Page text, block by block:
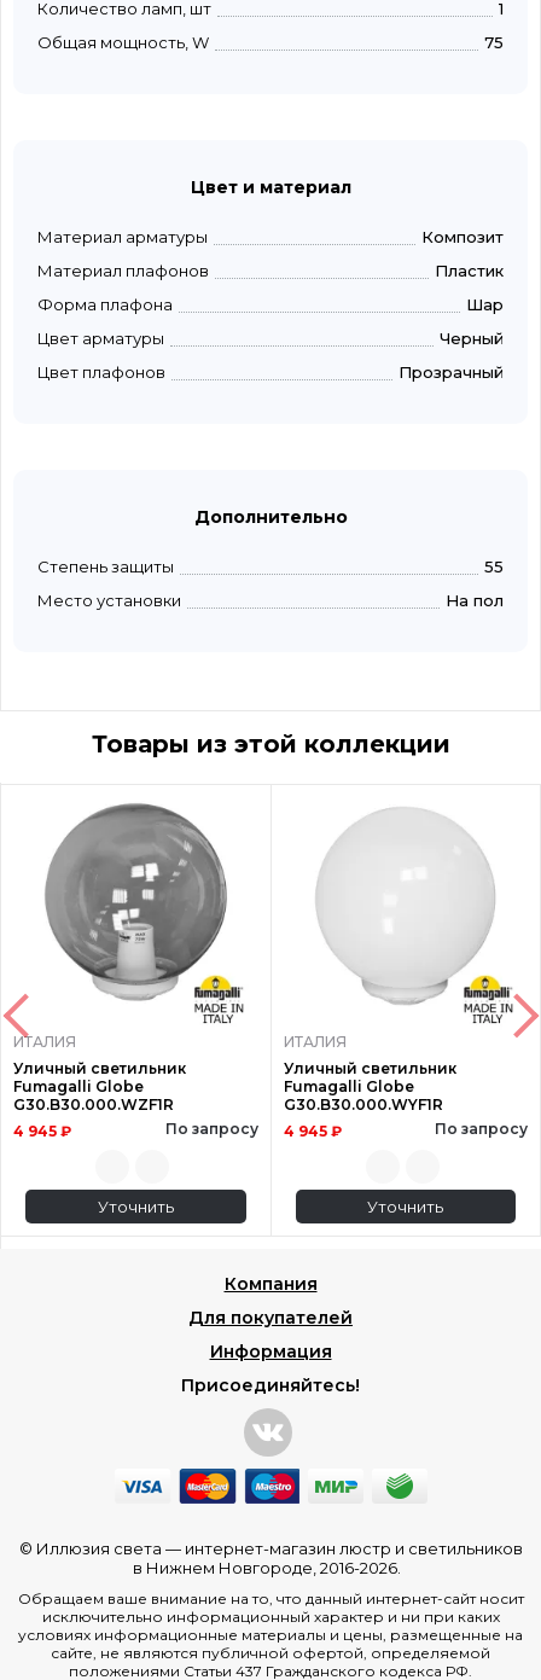
Количество ламп, шт
1
Общая мощность, W
75
Цвет и материал
Материал арматуры
Композит
Материал плафонов
Пластик
Форма плафона
Шар
Цвет арматуры
Черный
Цвет плафонов
Прозрачный
Дополнительно
Степень защиты
55
Место установки
На пол
Товары из этой коллекции
ИТАЛИЯ
Уличный светильник
Fumagalli Globe
G30.B30.000.WZF1R
4 945 ₽
По запросу
Уточнить
ИТАЛИЯ
Уличный светильник
Fumagalli Globe
G30.B30.000.WYF1R
4 945 ₽
По запросу
Уточнить
Компания
Для покупателей
Информация
Присоединяйтесь!
© Иллюзия света — интернет-магазин люстр и светильников
в Нижнем Новгороде , 2016-2026.
Обращаем ваше внимание на то, что данный интернет-сайт носит
исключительно информационный характер и ни при каких
условиях информационные материалы и цены, размещенные на
сайте, не являются публичной офертой, определяемой
положениями Статьи 437 Гражданского кодекса РФ.